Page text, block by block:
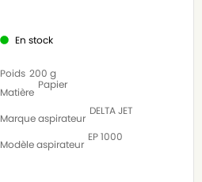
En stock
Poids 200 g
Matière
Papier
Marque aspirateur
DELTA JET
Modèle aspirateur
EP 1000